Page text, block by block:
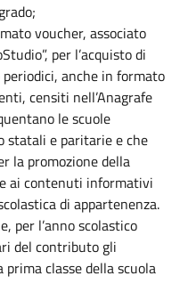
voucher, associato
per l’acquisto di
anche in formato
censiti nell’Anagrafe
le scuole
statali e paritarie e che
la promozione della
ai contenuti informativi
di appartenenza.
per l’anno scolastico
del contributo gli
classe della scuola